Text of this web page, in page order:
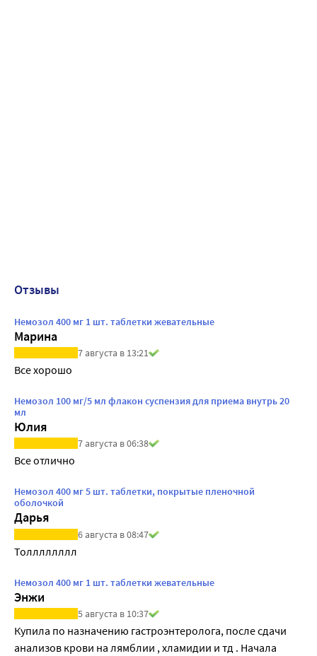
Отзывы
Немозол 400 мг 1 шт. таблетки жевательные
Марина
7 августа в 13:21
Все хорошо
Немозол 100 мг/5 мл флакон суспензия для приема внутрь 20
мл
Юлия
7 августа в 06:38
Все отлично
Немозол 400 мг 5 шт. таблетки, покрытые пленочной
оболочкой
Дарья
6 августа в 08:47
Толллллллл
Немозол 400 мг 1 шт. таблетки жевательные
Энжи
5 августа в 10:37
Купила по назначению гастроэнтеролога, после сдачи
анализов крови на лямблии , хламидии и тд . Начала